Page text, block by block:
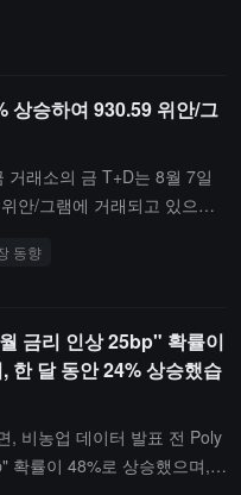
니다.
상승하여 930.59 위안/그
래소의 금 T+D는 8월 7일
안/그램에 거래되고 있으며;
동향
금리 인상 25bp" 확률이
한 달 동안 24% 상승했습
, 비농업 데이터 발표 전 Poly
확률이 48%로 상승했으며, 2